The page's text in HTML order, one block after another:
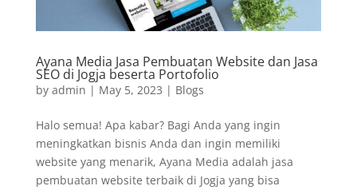
Ayana Media Jasa Pembuatan Website dan Jasa
SEO di Jogja beserta Portofolio
by admin | May 5, 2023 | Blogs
Halo semua! Apa kabar? Bagi Anda yang ingin
meningkatkan bisnis Anda dan ingin memiliki
website yang menarik, Ayana Media adalah jasa
pembuatan website terbaik di Jogja yang bisa